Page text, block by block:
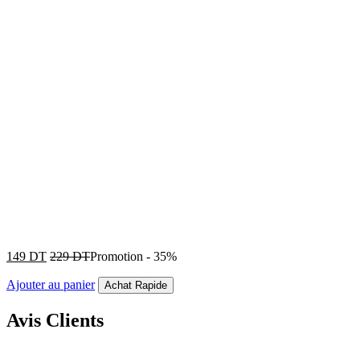
149 DT 229DTPromotion - 35%
Ajouter au panier Achat Rapide
Avis Clients